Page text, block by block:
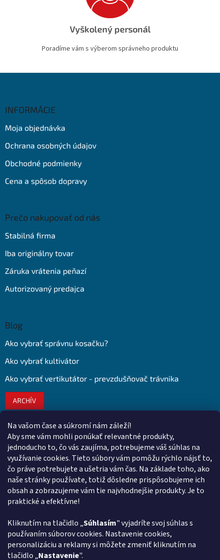
Na vašom čase a súkromí nám záleží!
Aby sme vám mohli ponúkať relevantné produkty,
jednoducho to, čo vás zaujíma, potrebujeme váš súhlas na
využívanie cookies. Tieto súbory vám pomôžu rýchlo nájsť to,
čo práve potrebujete a ušetria vám čas. Na základe toho, ako
naše stránky používate, totiž dôsledne prispôsobujeme ich
obsah a zobrazujeme vám tie najvhodnejšie produkty. Je to
praktické a efektívne!
Kliknutím na tlačidlo „Súhlasím" vyjadríte svoj súhlas s
používaním súborov cookies. Nastavenie cookies,
personalizáciu a reklamy si môžete zmeniť kliknutím na
tlačidlo „Nastavenie".
Vyškolený personál
Poradíme vám s výberom správneho produktu
INFORMÁCIE
Moja objednávka
Ochrana osobných údajov
Obchodné podmienky
Cena a spôsob dopravy
Prečo nakupovať od nás
Stabilná firma
Iba originálny tovar
Záruka vrátenia peňazí
Autorizovaný predajca
Blog
Ako vybrať správnu kosačku?
Ako vybrať kultivátor
Ako vybrať vertikutátor - prevzdušňovač trávnika
ARCHÍV
Kontakt
obchod@ euroshopy.sk
0911 931 019
0911 931 019
Facebook Euroshopy
Prijímame online platby